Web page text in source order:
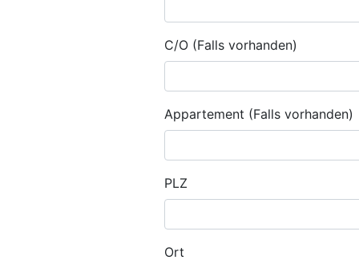
C/O (Falls vorhanden)
Appartement (Falls vorhanden)
PLZ
Ort